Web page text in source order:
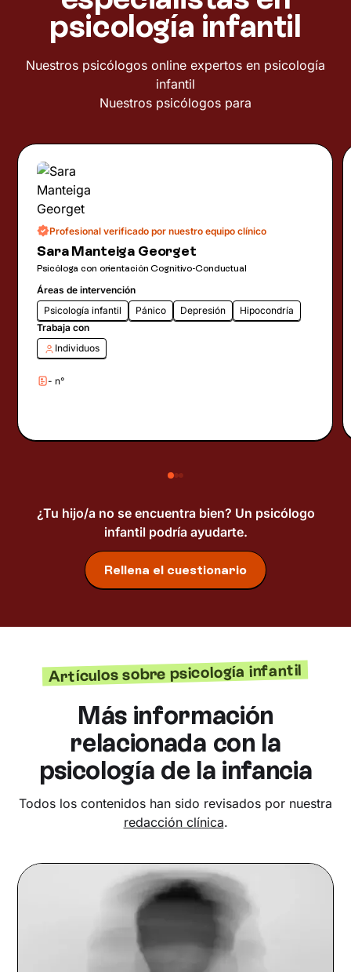
psicología infantil
Nuestros psicólogos online expertos en psicología
infantil
Nuestros psicólogos para
Profesional verificado por nuestro equipo clínico
Sara Manteiga Georget
Psicóloga con orientación Cognitivo-Conductual
Áreas de intervención
Psicología infantil
Pánico Depresión
Hipocondría
Trabaja con
Individuos
- n°
¿Tu hijo/a no se encuentra bien? Un psicólogo
infantil podría ayudarte.
Rellena el cuestionario
Artículos sobre psicología infantil
Más información
relacionada con la
psicología de la infancia
Todos los contenidos han sido revisados por nuestra
redacción clínica.